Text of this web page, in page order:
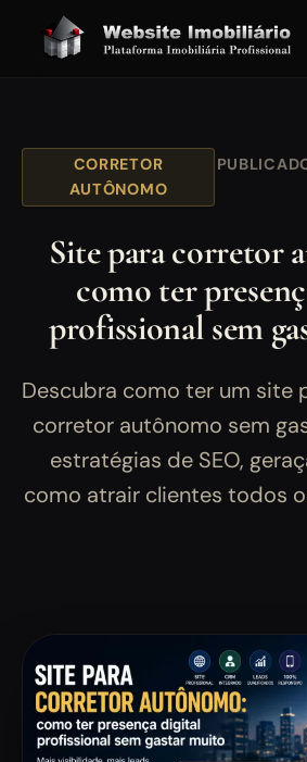
CORRETOR
AUTÔNOMO
Site para corretor
como ter
profissional sem
Descubra como ter um site
corretor autônomo sem
estratégias de SEO,
como atrair clientes todos